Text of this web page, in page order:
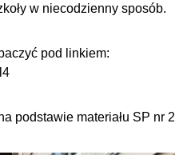
w niecodzienny sposób.
pod linkiem:
podstawie materiału SP nr 2